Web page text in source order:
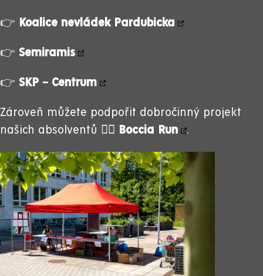
👉 Koalice nevládek Pardubicka
👉 Semiramis
👉 SKP – Centrum
Zároveň můžete podpořit dobročinný projekt
našich absolventů 🏃‍♂️ Boccia Run .